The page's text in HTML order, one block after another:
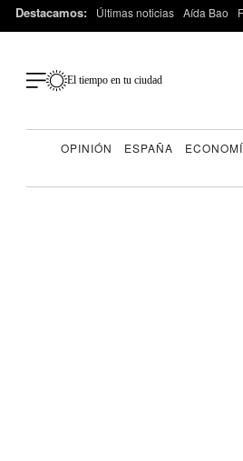
Destacamos: Últimas noticias Aída Bao
El tiempo en tu ciudad
OPINIÓN ESPAÑA